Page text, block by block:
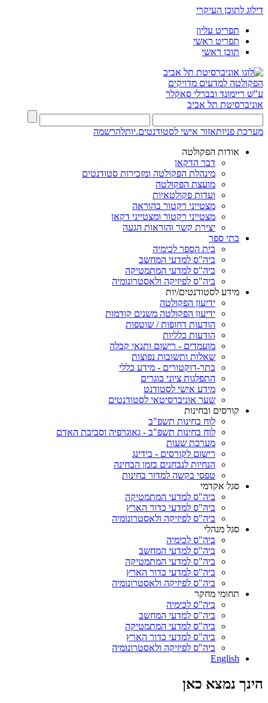
דילוג לתוכן העיקרי
תפריט עליון
תפריט ראשי
תוכן ראשי
הפקולטה למדעים מדויקים
ע"ש ריימונד ובברלי סאקלר
אוניברסיטת תל אביב
מערכת פניותאזור אישי לסטודנטים.יותלהרשמה
אודות הפקולטה
דבר הדקאן
מינהלת הפקולטה ומזכירות סטודנטים
מועצת הפקולטה
ועדות פקולטאיות
מצטייני רקטור בהוראה
מצטייני רקטור ומצטייני דקאן
יצירת קשר והוראות הגעה
בתי ספר
בית הספר לכימיה
ביה"ס למדעי המחשב
ביה"ס למדעי המתמטיקה
ביה"ס לפיזיקה ולאסטרונומיה
מידע לסטודנטים/יות
ידיעון הפקולטה
ידיעון הפקולטה משנים קודמות
הודעות דחופות / שוטפות
הודעות כלליות
מועמדים - רישום ותנאי קבלה
שאלות ותשובות נפוצות
בתר-דוקטורים - מידע כללי
התפלגות ציוני בוגרים
מידע אישי לסטודנט
שער אוניברסיטאי לסטודנטים
קורסים ובחינות
לוח בחינות תשפ"ב
לוח בחינות תשפ"ב - גאוגרפיה וסביבת האדם
מערכת שעות
רישום לקורסים - בידינג
הנחיות לנבחנים בזמן הבחינה
טפסי בקשה למדור בחינות
סגל אקדמי
ביה"ס למדעי המתמטיקה
ביה"ס למדעי כדור הארץ
ביה"ס לפיזיקה ולאסטרונומיה
סגל מנהלי
ביה"ס לכימיה
ביה"ס למדעי המחשב
ביה"ס למדעי המתמטיקה
ביה"ס למדעי כדור הארץ
ביה"ס לפיזיקה ולאסטרונומיה
תחומי מחקר
ביה"ס לכימיה
ביה"ס למדעי המחשב
ביה"ס למדעי המתמטיקה
ביה"ס למדעי כדור הארץ
ביה"ס לפיזיקה ולאסטרונומיה
English
הינך נמצא כאן